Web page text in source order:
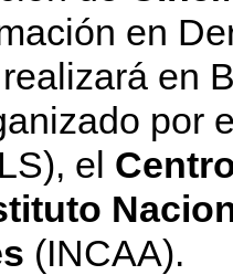
en
en
por
el
(INCAA).